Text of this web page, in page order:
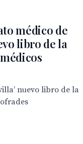
médico de
libro de la
nuevo libro de la